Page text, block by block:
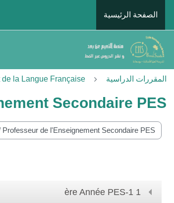
الصفحة الرئيسية
المقررات الدراسية de la Langue Française
Secondaire PES
المقررات
1 ère Année PES-1